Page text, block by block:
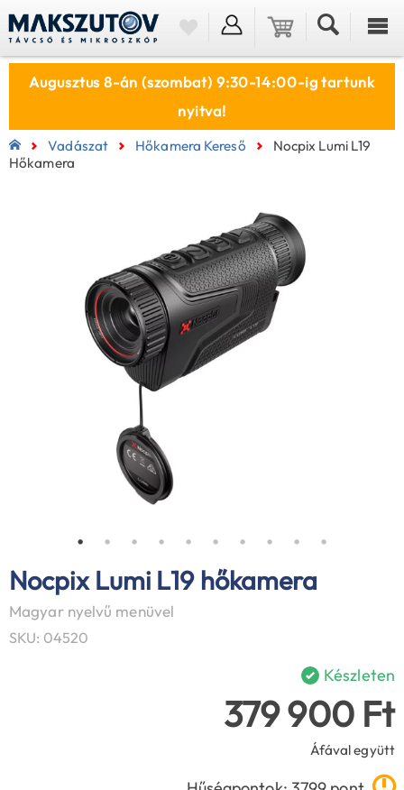
Augusztus 8-án (szombat) 9:30-14:00-ig tartunk
nyitva!
Vadászat Hőkamera Kereső
Nocpix Lumi L19
Hőkamera
Nocpix Lumi L19 hőkamera
Magyar nyelvű menüvel
SKU: 04520
Készleten
379 900 Ft
Áfával együtt